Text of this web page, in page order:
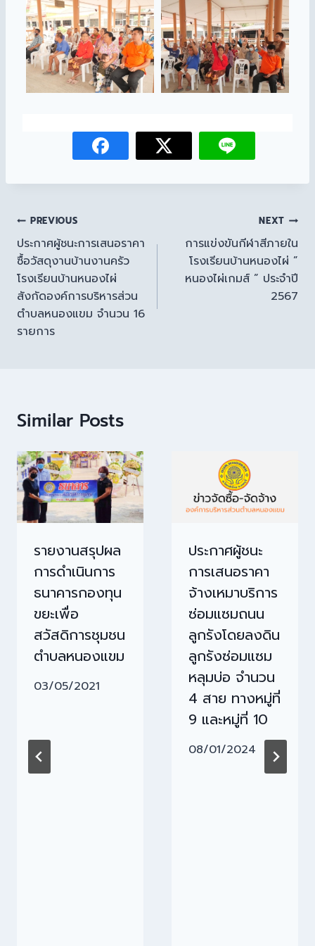
PREVIOUS
ประกาศผู้ชนะการเสนอราคา
ซื้อวัสดุงานบ้านงานครัว
โรงเรียนบ้านหนองไผ่
สังกัดองค์การบริหารส่วน
ตำบลหนองแขม จำนวน 16
รายการ
NEXT
การแข่งขันกีฬาสีภายใน
โรงเรียนบ้านหนองไผ่ ”
หนองไผ่เกมส์ ” ประจำปี
2567
Similar Posts
รายงานสรุปผล
การดำเนินการ
ธนาคารกองทุน
ขยะเพื่อ
สวัสดิการชุมชน
ตำบลหนองแขม
03/05/2021
ประกาศผู้ชนะ
การเสนอราคา
จ้างเหมาบริการ
ซ่อมแซมถนน
ลูกรังโดยลงดิน
ลูกรังซ่อมแซม
หลุมบ่อ จำนวน
4 สาย ทางหมู่ที่
9 และหมู่ที่ 10
08/01/2024